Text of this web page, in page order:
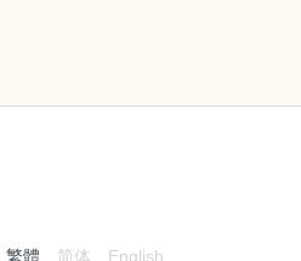
繁體 简体 English